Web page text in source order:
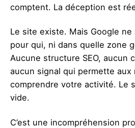
comptent. La déception est
Le site existe. Mais Google ne
pour qui, ni dans quelle zone
Aucune structure SEO, aucun
aucun signal qui permette aux
comprendre votre activité. Le
vide.
C’est une incompréhension